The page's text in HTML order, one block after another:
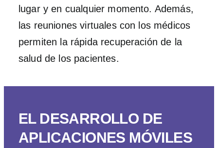
lugar y en cualquier momento. Además,
las reuniones virtuales con los médicos
permiten la rápida recuperación de la
salud de los pacientes.
EL DESARROLLO DE
APLICACIONES MÓVILES